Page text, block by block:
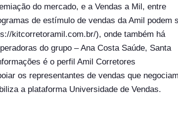
do mercado, e a Vendas a Mil, entre
de estímulo de vendas da Amil podem
kitcorretoramil.com.br/), onde também há
do grupo – Ana Costa Saúde, Santa
é o perfil Amil Corretores
os representantes de vendas que negociam
a plataforma Universidade de Vendas.